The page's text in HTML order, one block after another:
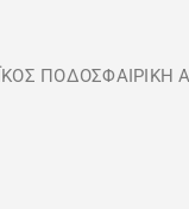
ΠΟΔΟΣΦΑΙΡΙΚΗ